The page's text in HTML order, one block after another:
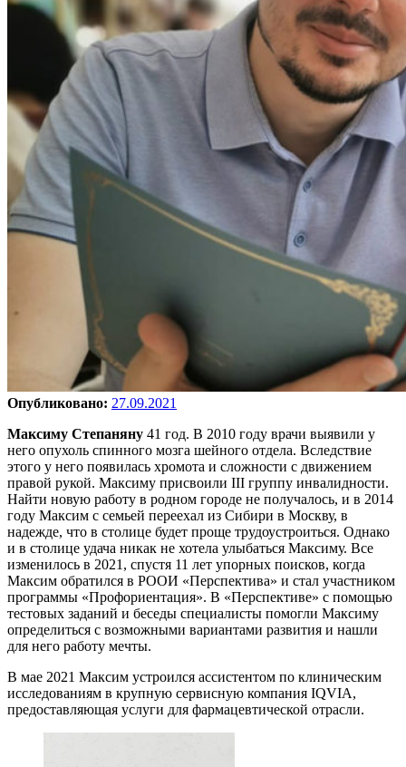
Опубликовано: 27.09.2021
Максиму Степаняну 41 год. В 2010 году врачи выявили у
него опухоль спинного мозга шейного отдела. Вследствие
этого у него появилась хромота и сложности с движением
правой рукой. Максиму присвоили III группу инвалидности.
Найти новую работу в родном городе не получалось, и в 2014
году Максим с семьей переехал из Сибири в Москву, в
надежде, что в столице будет проще трудоустроиться. Однако
и в столице удача никак не хотела улыбаться Максиму. Все
изменилось в 2021, спустя 11 лет упорных поисков, когда
Максим обратился в РООИ «Перспектива» и стал участником
программы «Профориентация». В «Перспективе» с помощью
тестовых заданий и беседы специалисты помогли Максиму
определиться с возможными вариантами развития и нашли
для него работу мечты.
В мае 2021 Максим устроился ассистентом по клиническим
исследованиям в крупную сервисную компания IQVIA,
предоставляющая услуги для фармацевтической отрасли.